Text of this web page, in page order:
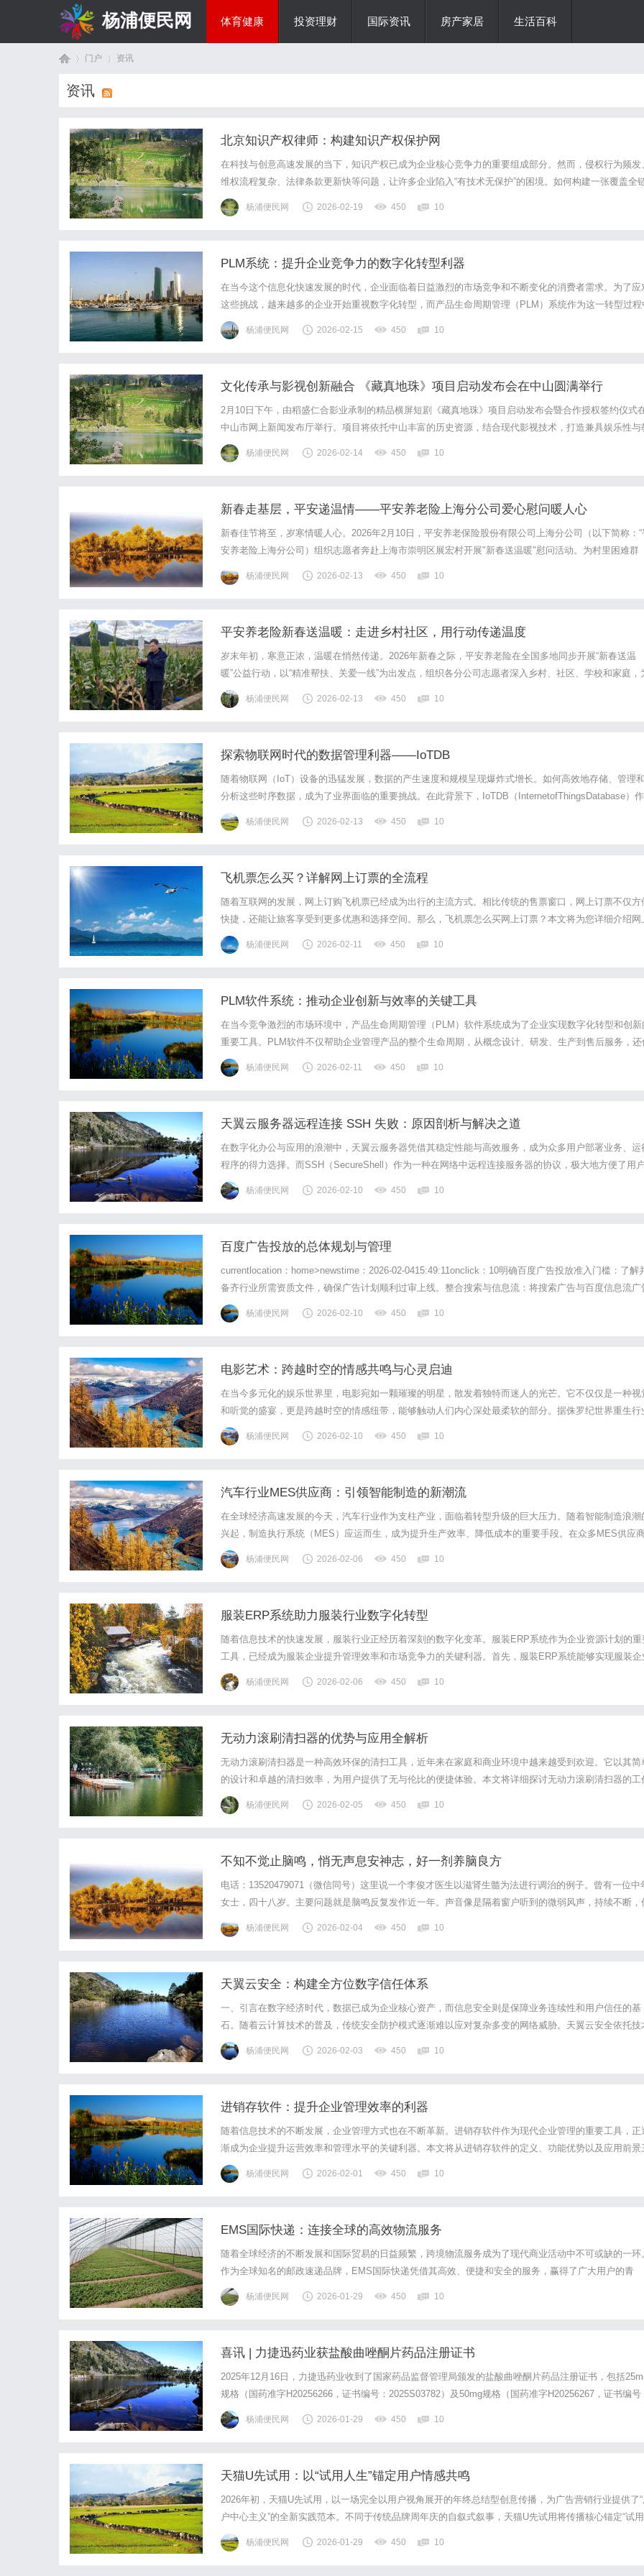
杨浦便民网 体育健康 投资理财 国际资讯 房产家居 生活百科
门户 资讯
资讯
北京知识产权律师：构建知识产权保护网
在科技与创意高速发展的当下，知识产权已成为企业核心竞争力的重要组成部分。然而，侵权行为频发
维权流程复杂、法律条款更新快等问题，让许多企业陷入“有技术无保护”的困境。如何构建一张覆盖全
条的知识产权保护网？这不仅是法律问题，更是关乎企业生存与发展的战略命题。北京知识产权律师将
律师视角切入，解析知识产权保护的底层逻辑与实践路径。一、知识产权保护网的核心框架知...
杨浦便民网 2026-02-19 450 10
PLM系统：提升企业竞争力的数字化转型利器
在当今这个信息化快速发展的时代，企业面临着日益激烈的市场竞争和不断变化的消费者需求。为了应
这些挑战，越来越多的企业开始重视数字化转型，而产品生命周期管理（PLM）系统作为这一转型过程
不可或缺的一部分，正日益受到关注和重视。本文将深入探讨PLM系统的概念、功能、实施效果和未来
展趋势，帮助企业深入理解这一利器如何提升竞争力。什么是PLM系统？PLM（Pro...
杨浦便民网 2026-02-15 450 10
文化传承与影视创新融合 《藏真地珠》项目启动发布会在中山圆满举行
2月10日下午，由稻盛仁合影业承制的精品横屏短剧《藏真地珠》项目启动发布会暨合作授权签约仪式
中山市网上新闻发布厅举行。项目将依托中山丰富的历史资源，结合现代影视技术，打造兼具娱乐性与
育意义的精品内容。2月10日下午，由稻盛仁合影业承制的精品横屏短剧《藏真地珠》项目启动发布会暨
合作授权签约仪式在中山市网上新闻发布厅举行。记者黄靖怡摄活动现场播放了《藏真地珠...
杨浦便民网 2026-02-14 450 10
新春走基层，平安递温情——平安养老险上海分公司爱心慰问暖人心
新春佳节将至，岁寒情暖人心。2026年2月10日，平安养老保险股份有限公司上海分公司（以下简称：“
安养老险上海分公司）组织志愿者奔赴上海市崇明区展宏村开展"新春送温暖"慰问活动。为村里困难群
基层送关怀，真情实意暖民心上午10时许，志愿者抵达展宏村，在村委会工作人员的...
杨浦便民网 2026-02-13 450 10
平安养老险新春送温暖：走进乡村社区，用行动传递温度
岁末年初，寒意正浓，温暖在悄然传递。2026年新春之际，平安养老险在全国多地同步开展“新春送温
暖”公益行动，以“精准帮扶、关爱一线”为出发点，组织各分公司志愿者深入乡村、社区、学校和家庭，
脱贫群众、独居老人、困难儿童、残疾人及特需家庭送去慰问物资与节日问候。定点帮扶：脚步丈量乡
土，真情润泽乡村在陕西富平县太白村，平安养老险陕西分公司的志愿者走进脱贫家庭，与...
杨浦便民网 2026-02-13 450 10
探索物联网时代的数据管理利器——IoTDB
随着物联网（IoT）设备的迅猛发展，数据的产生速度和规模呈现爆炸式增长。如何高效地存储、管理和
分析这些时序数据，成为了业界面临的重要挑战。在此背景下，IoTDB（InternetofThingsDatabase）作
为一款专注于时序数据的开源数据库，逐渐受到广泛关注和应用。IoTDB是一款面向物联网应用场景设计
的时序数据库，具备高效的数据写入、压缩和查询能力。...
杨浦便民网 2026-02-13 450 10
飞机票怎么买？详解网上订票的全流程
随着互联网的发展，网上订购飞机票已经成为出行的主流方式。相比传统的售票窗口，网上订票不仅方
快捷，还能让旅客享受到更多优惠和选择空间。那么，飞机票怎么买网上订票？本文将为您详细介绍网
订票的步骤和注意事项，帮助您轻松完成购票。第一步：选择购票平台。现在市面上有很多专业的航空
票网站和APP，比如携程、去哪儿、飞猪、航空公司官网等。选择正规、信誉好的平台不仅能...
杨浦便民网 2026-02-11 450 10
PLM软件系统：推动企业创新与效率的关键工具
在当今竞争激烈的市场环境中，产品生命周期管理（PLM）软件系统成为了企业实现数字化转型和创新
重要工具。PLM软件不仅帮助企业管理产品的整个生命周期，从概念设计、研发、生产到售后服务，还
进了跨部门协作、降低了成本、提高了效率。本文将深入探讨PLM软件系统的定义、功能、实施价值，
及如何选择合适的PLM解决方案。什么是PLM软件系统？产品生命周期管理（PLM...
杨浦便民网 2026-02-11 450 10
天翼云服务器远程连接 SSH 失败：原因剖析与解决之道
在数字化办公与应用的浪潮中，天翼云服务器凭借其稳定性能与高效服务，成为众多用户部署业务、运
程序的得力选择。而SSH（SecureShell）作为一种在网络中远程连接服务器的协议，极大地方便了用户
对云服务器进行管理与操作。但有时，用户在尝试通过SSH连接天翼云服务器时，会遭遇连接失败的状
况，这不仅影响工作效率，还可能阻碍业务的正常推进。接下来，我们深入探讨导...
杨浦便民网 2026-02-10 450 10
百度广告投放的总体规划与管理
currentlocation：home>newstime：2026-02-0415:49:11onclick：10明确百度广告投放准入门槛：了解
备齐行业所需资质文件，确保广告计划顺利过审上线。整合搜索与信息流：将搜索广告与百度信息流广
联动，覆盖用户不同决策场景。规划科学投放时段：结合产品特性与用户活跃时间，设置分时折扣提升
放效率。建立广告素材库：分类...
杨浦便民网 2026-02-10 450 10
电影艺术：跨越时空的情感共鸣与心灵启迪
在当今多元化的娱乐世界里，电影宛如一颗璀璨的明星，散发着独特而迷人的光芒。它不仅仅是一种视
和听觉的盛宴，更是跨越时空的情感纽带，能够触动人们内心深处最柔软的部分。据侏罗纪世界重生行
资深人士表示，其发展还会处于很好的态势。https://www.555dm.vip/voddetail/523076.html一部优秀的
影，就像是一位无声的导师，它用生动的画...
杨浦便民网 2026-02-10 450 10
汽车行业MES供应商：引领智能制造的新潮流
在全球经济高速发展的今天，汽车行业作为支柱产业，面临着转型升级的巨大压力。随着智能制造浪潮
兴起，制造执行系统（MES）应运而生，成为提升生产效率、降低成本的重要手段。在众多MES供应
中，谁能站在行业的前沿，成为企业提升核心竞争力的最佳合作伙伴，显得尤为关键。本文将详尽探讨
车行业MES供应商，解析其如何助力企业实现智能转型。一、MES的定义与重要性制造执...
杨浦便民网 2026-02-06 450 10
服装ERP系统助力服装行业数字化转型
随着信息技术的快速发展，服装行业正经历着深刻的数字化变革。服装ERP系统作为企业资源计划的重
工具，已经成为服装企业提升管理效率和市场竞争力的关键利器。首先，服装ERP系统能够实现服装企
对供应链的全面掌控。服装行业的供应链涉及面广、环节复杂，从原材料采购、生产加工到库存管理及
售，每一步都需要精细化管理。通过服装ERP系统，企业可以实时监控库存水平，合理安...
杨浦便民网 2026-02-06 450 10
无动力滚刷清扫器的优势与应用全解析
无动力滚刷清扫器是一种高效环保的清扫工具，近年来在家庭和商业环境中越来越受到欢迎。它以其简
的设计和卓越的清扫效率，为用户提供了无与伦比的便捷体验。本文将详细探讨无动力滚刷清扫器的工
原理、主要优势、市场应用以及如何选择合适的清扫器，以便您更深入地了解这一有价值的清扫工具。
一、无动力滚刷清扫器的工作原理无动力滚刷清扫器的设计非常简单，其整个系统主要由滚刷、手...
杨浦便民网 2026-02-05 450 10
不知不觉止脑鸣，悄无声息安神志，好一剂养脑良方
电话：13520479071（微信同号）这里说一个李俊才医生以滋肾生髓为法进行调治的例子。曾有一位中
女士，四十八岁。主要问题就是脑鸣反复发作近一年。声音像是隔着窗户听到的微弱风声，持续不断，
些口干。后来经人介绍，前来寻求中医调理。当时见患者精神略显疲惫，自述脑鸣日...
杨浦便民网 2026-02-04 450 10
天翼云安全：构建全方位数字信任体系
一、引言在数字经济时代，数据已成为企业核心资产，而信息安全则是保障业务连续性和用户信任的基
石。随着云计算技术的普及，传统安全防护模式逐渐难以应对复杂多变的网络威胁。天翼云安全依托技
积累与生态能力，构建了一套覆盖数据全生命周期、适应多云环境的安全解决方案。本文将从技术架构
核心能力、行业实践及未来演进方向，全面解析天翼云安全如何为千行百业筑牢数字防线。二、天...
杨浦便民网 2026-02-03 450 10
进销存软件：提升企业管理效率的利器
随着信息技术的不断发展，企业管理方式也在不断革新。进销存软件作为现代企业管理的重要工具，正
渐成为企业提升运营效率和管理水平的关键利器。本文将从进销存软件的定义、功能优势以及应用前景
个方面进行探讨。首先，进销存软件是指用于管理企业采购（进货）、销售（销货）和库存（存货）环
的综合信息系统。它通过数字化手段实现对商品流转全过程的监控和管理，帮助企业实时掌握库...
杨浦便民网 2026-02-01 450 10
EMS国际快递：连接全球的高效物流服务
随着全球经济的不断发展和国际贸易的日益频繁，跨境物流服务成为了现代商业活动中不可或缺的一环
作为全球知名的邮政速递品牌，EMS国际快递凭借其高效、便捷和安全的服务，赢得了广大用户的青
睐。EMS国际快递是指由各国邮政系统合作运营的国际快递服务，旨在为客户提供快速、安全的国际邮
件和包裹运输解决方案。其服务网络覆盖全球200多个国家和地区，能够满足个人用户和企业客...
杨浦便民网 2026-01-29 450 10
喜讯 | 力捷迅药业获盐酸曲唑酮片药品注册证书
2025年12月16日，力捷迅药业收到了国家药品监督管理局颁发的盐酸曲唑酮片药品注册证书，包括
规格（国药准字H20256266，证书编号：2025S03782）及50mg规格（国药准字H20256267，证书编号
2025S03783）。盐酸曲唑酮片是临床上用于治疗伴有或不伴有焦虑的抑郁症患者的药物，其双重作用机
制既能改善核心抑郁症状，又可缓解常见的...
杨浦便民网 2026-01-29 450 10
天猫U先试用：以“试用人生”锚定用户情感共鸣
2026年初，天猫U先试用，以一场完全以用户视角展开的年终总结型创意传播，为广告营销行业提供了“
户中心主义”的全新实践范本。不同于传统品牌周年庆的自叙式叙事，天猫U先试用将传播核心锚定“试用
人生”，通过打造专属互动H5串联多平台协同传播，不仅突破了用户注意力围墙，更以温暖的情感叙事深
化了“先试后买”的生活方式心智，成为品牌与用户双向奔赴的标杆案例。从“品牌...
杨浦便民网 2026-01-29 450 10